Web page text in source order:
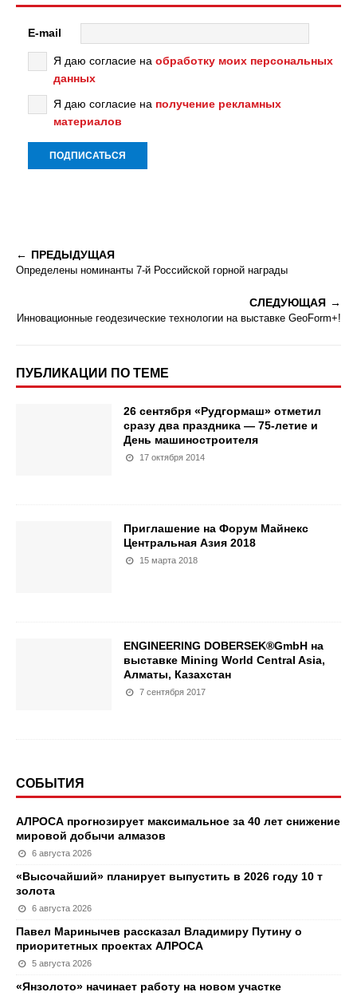
E-mail
Я даю согласие на обработку моих персональных
данных
Я даю согласие на получение рекламных
материалов
ПРЕДЫДУЩАЯ
Определены номинанты 7-й Российской горной награды
СЛЕДУЮЩАЯ
Инновационные геодезические технологии на выставке GeoForm+!
ПУБЛИКАЦИИ ПО ТЕМЕ
26 сентября «Рудгормаш» отметил
сразу два праздника — 75-летие и
День машиностроителя
17 октября 2014
Приглашение на Форум Майнекс
Центральная Азия 2018
15 марта 2018
ENGINEERING DOBERSEK®GmbH на
выставке Mining World Central Asia,
Алматы, Казахстан
7 сентября 2017
СОБЫТИЯ
АЛРОСА прогнозирует максимальное за 40 лет снижение
мировой добычи алмазов
6 августа 2026
«Высочайший» планирует выпустить в 2026 году 10 т
золота
6 августа 2026
Павел Маринычев рассказал Владимиру Путину о
приоритетных проектах АЛРОСА
5 августа 2026
«Янзолото» начинает работу на новом участке